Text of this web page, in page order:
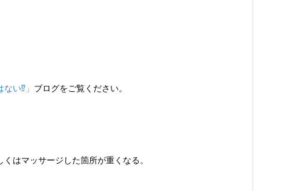
い⁉」 ブログをご覧ください。
はマッサージした箇所が重くなる。